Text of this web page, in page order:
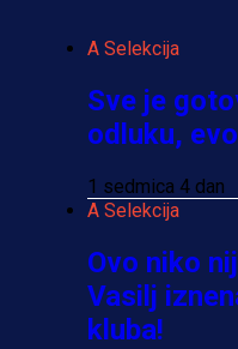
A Selekcija
Sve je
odluku,
1 sedmica 4 dan
A Selekcija
Ovo niko
Vasilj
kluba!